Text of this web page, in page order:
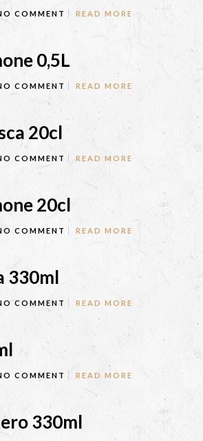
COMMENT READ MORE
0,5L
COMMENT READ MORE
20cl
COMMENT READ MORE
20cl
COMMENT READ MORE
330ml
COMMENT READ MORE
COMMENT READ MORE
330ml